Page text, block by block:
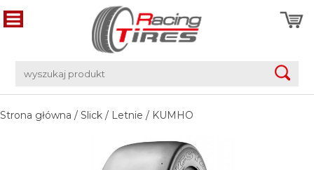
Strona główna / Slick / Letnie / KUMHO